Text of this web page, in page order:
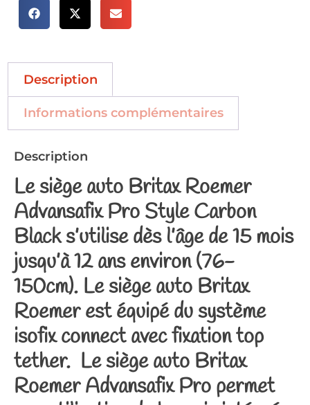
Description
Informations complémentaires
Description
Le siège auto Britax Roemer
Advansafix Pro Style Carbon
Black s’utilise dès l’âge de 15 mois
jusqu’à 12 ans environ (76-
150cm). Le siège auto Britax
Roemer est équipé du système
isofix connect avec fixation top
tether. Le siège auto Britax
Roemer Advansafix Pro permet